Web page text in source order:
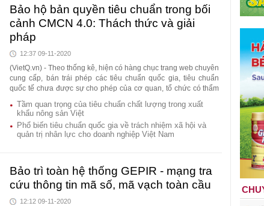
Bảo hộ bản quyền tiêu chuẩn trong bối
cảnh CMCN 4.0: Thách thức và giải
pháp
12:37 09-11-2020
(VietQ.vn) - Theo thống kê, hiện có hàng chục trang web chuyên
cung cấp, bán trái phép các tiêu chuẩn quốc gia, tiêu chuẩn
quốc tế chưa được sự cho phép của cơ quan, tổ chức có thẩm
quyền.
Tầm quan trọng của tiêu chuẩn chất lượng trong xuất
khẩu nông sản Việt
Phổ biến tiêu chuẩn quốc gia về trách nhiệm xã hội và
quản trị nhân lực cho doanh nghiệp Việt Nam
Bảo trì toàn hệ thống GEPIR - mạng tra
cứu thông tin mã số, mã vạch toàn cầu
12:12 09-11-2020